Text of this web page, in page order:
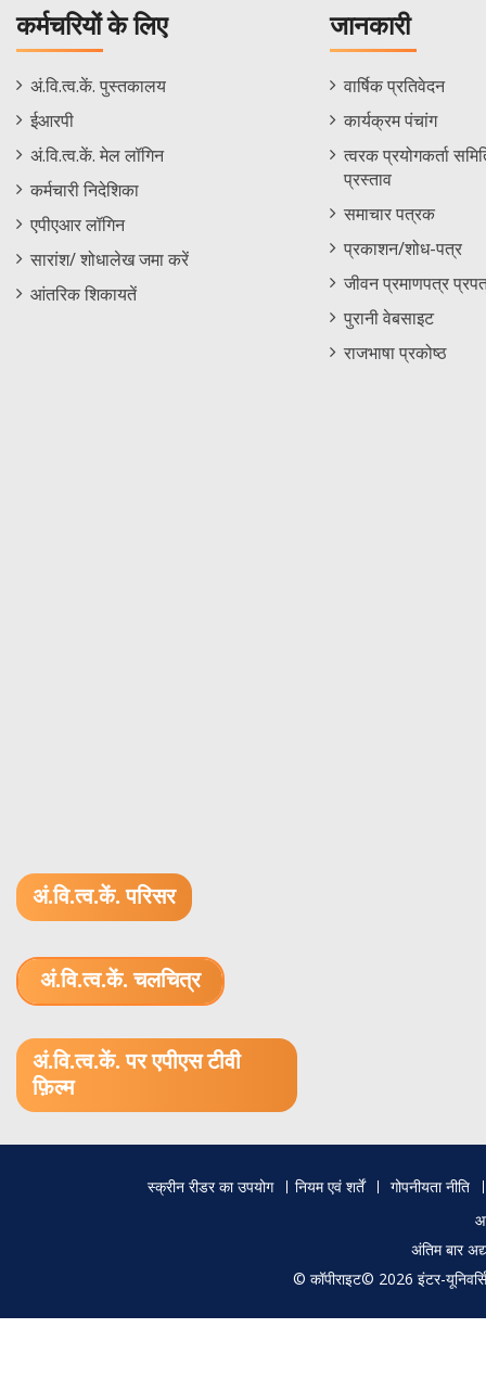
कर्मचरियों के लिए
Staff
Footer
Menu
अं.वि.त्व.कें. पुस्तकालय
ईआरपी
अं.वि.त्व.कें. मेल लॉगिन
कर्मचारी निदेशिका
एपीएआर लॉगिन
सारांश/ शोधालेख जमा करें
आंतरिक शिकायतें
जानकारी
Informations
Menu
वार्षिक प्रतिवेदन
कार्यक्रम पंचांग
त्वरक प्रयोगकर्ता
प्रस्ताव
समाचार पत्रक
प्रकाशन/शोध-पत्र
जीवन प्रमाणपत्र
पुरानी वेबसाइट
राजभाषा प्रकोष्ठ
अं.वि.त्व.कें. परिसर
अं.वि.त्व.कें. चलचित्र
अं.वि.त्व.कें. पर एपीएस टीवी
फ़िल्म
स्क्रीन रीडर का उपयोग नियम एवं शर्तें
गोपनीयता नीति
अंतिम बार
© कॉपीराइट© 2026 इंटर-